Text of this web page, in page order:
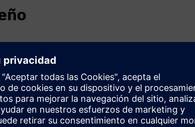
los diseños de sus sistemas enrutados se adhieran
comprobaciones para el radio de curvatura
del flujo y otras características. Las
demanda, y Designcenter le advierte
de planificación de rutas y enrutamiento